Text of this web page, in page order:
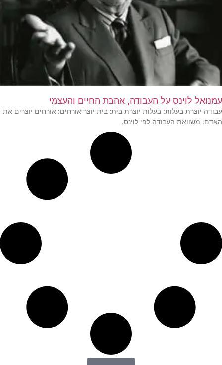
עמנואל לוינס על העבודה, אהבת החיים והעצמי
עבודה יוצרת בעלות: בעלות יוצרת בית: בית יוצר אורחים: אורחים יוצרים את
האדם: משוואת העבודה לפי לוינס.